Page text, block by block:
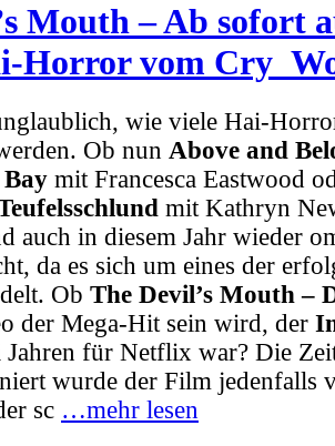
Mouth – Ab sofort
Horror vom
wie viele Hai-
Ob nun Above and
mit Francesca Eastwood
mit Kathryn
auch in diesem Jahr wieder
, da es sich um eines der
Ob The Devil’s Mouth –
der Mega-Hit sein wird, der
für Netflix war? Die
wurde der Film jedenfalls
sc …mehr lesen